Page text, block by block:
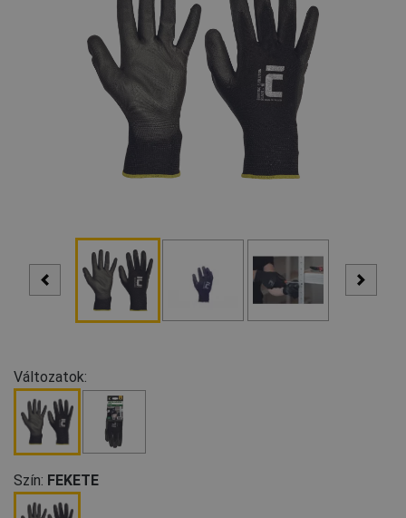
Változatok:
Szín: FEKETE